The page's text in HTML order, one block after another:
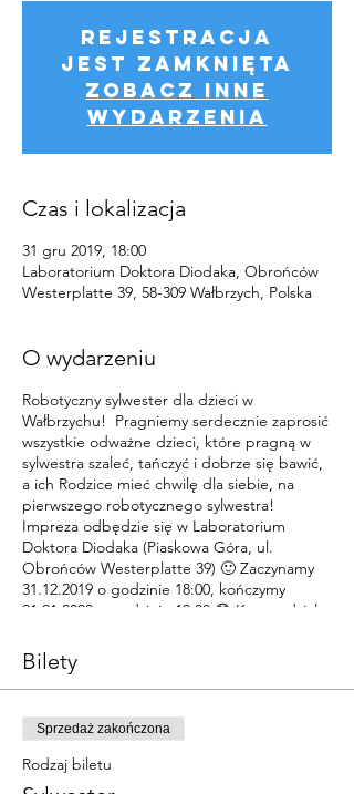
Rejestracja
jest zamknięta
Zobacz inne
wydarzenia
Czas i lokalizacja
31 gru 2019, 18:00
Laboratorium Doktora Diodaka, Obrońców
Westerplatte 39, 58-309 Wałbrzych, Polska
O wydarzeniu
Robotyczny sylwester dla dzieci w
Wałbrzychu! Pragniemy serdecznie zaprosić
wszystkie odważne dzieci, które pragną w
sylwestra szaleć, tańczyć i dobrze się bawić,
a ich Rodzice mieć chwilę dla siebie, na
pierwszego robotycznego sylwestra!
Impreza odbędzie się w Laboratorium
Doktora Diodaka (Piaskowa Góra, ul.
Obrońców Westerplatte 39) 🙂 Zaczynamy
31.12.2019 o godzinie 18:00, kończymy
01.01.2020 o godzinie 10:00 😱 Koszt udziału
uczęszczających na nasze zajęcia
przewidujemy atrakcyjne rabaty:
Dla dzieci uczeszczajacych na kurs "W
zwierzogrodzie" 10% znizki przy zapisie do
konca listopada lub 5% znizki przy zapisie do
Bilety
Sprzedaż zakończona
Rodzaj biletu